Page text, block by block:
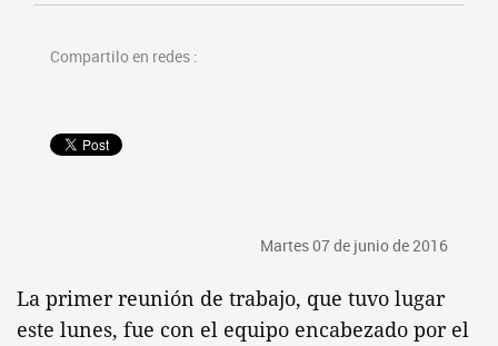
Compartilo en redes :
Martes 07 de junio de 2016
La primer reunión de trabajo, que tuvo lugar
este lunes, fue con el equipo encabezado por el